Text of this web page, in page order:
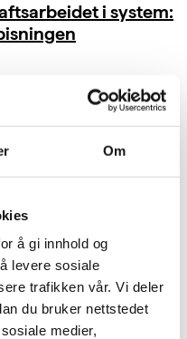
Om
å gi innhold og
levere sosiale
trafikken vår. Vi deler
du bruker nettstedet
medier,
i system: